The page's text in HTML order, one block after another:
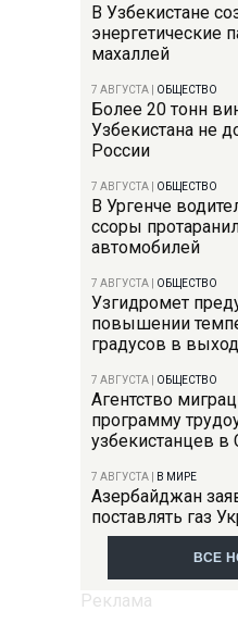
В Узбекистане
энергетические
махаллей
7 АВГУСТА ОБЩЕСТВО
Более 20 тонн
Узбекистана не
России
7 АВГУСТА ОБЩЕСТВО
В Ургенче
ссоры
автомобилей
7 АВГУСТА ОБЩЕСТВО
Узгидромет
повышении
градусов в
7 АВГУСТА ОБЩЕСТВО
Агентство
программу
узбекистанцев
7 АВГУСТА В МИРЕ
Азербайджан
поставлять газ
ВСЕ